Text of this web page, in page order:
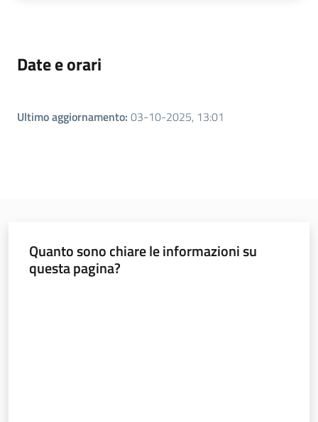
Date e orari
Ultimo aggiornamento: 03-10-2025, 13:01
Quanto sono chiare le informazioni su
questa pagina?